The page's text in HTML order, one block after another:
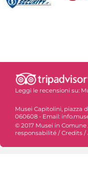
Leggi le recensioni su:
Musei Capitolini, piazza
060608 - Email:
© 2017 Musei in Comune
responsabilité /Credits /